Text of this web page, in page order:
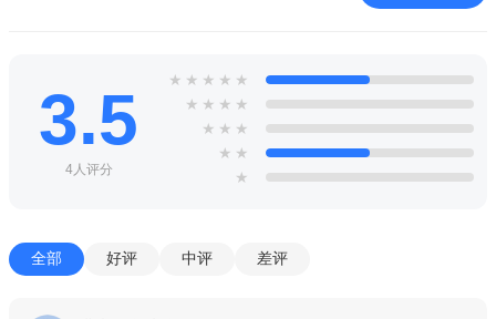
3.5
4人评分
★ ★ ★ ★ ★
★ ★ ★ ★
★ ★ ★
★ ★
★
全部 好评 中评 差评